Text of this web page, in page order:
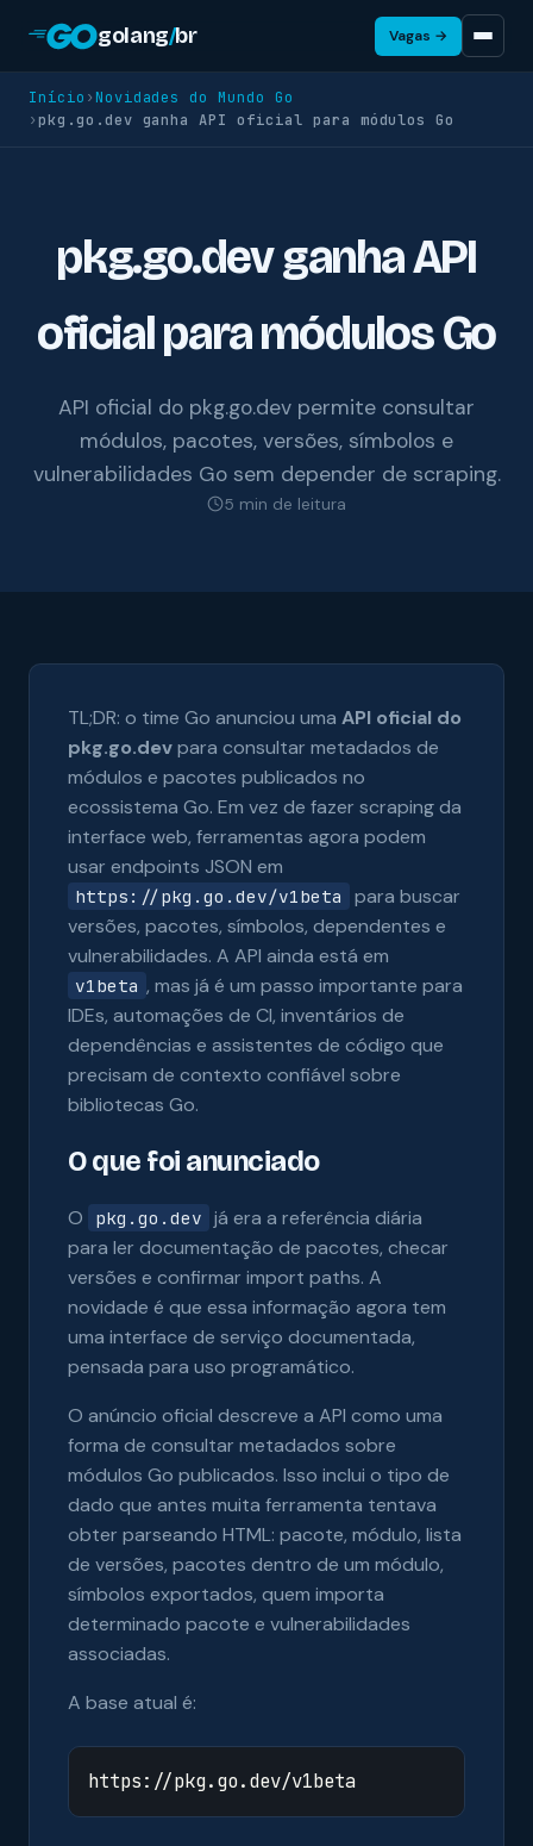
golang/br Vagas →
Início › Novidades do Mundo Go
›pkg.go.dev ganha API oficial para módulos Go
pkg.go.dev ganha API
oficial para módulos Go
API oficial do pkg.go.dev permite consultar
módulos, pacotes, versões, símbolos e
vulnerabilidades Go sem depender de scraping.
5 min de leitura
TL;DR: o time Go anunciou uma API oficial do
pkg.go.devpara consultar metadados de
módulos e pacotes publicados no
ecossistema Go. Em vez de fazer scraping da
interface web, ferramentas agora podem
usar endpoints JSON em
https://pkg.go.dev/v1beta
para buscar
versões, pacotes, símbolos, dependentes e
vulnerabilidades. A API ainda está em
v1beta , mas já é um passo importante para
IDEs, automações de CI, inventários de
dependências e assistentes de código que
precisam de contexto confiável sobre
bibliotecas Go.
O que foi anunciado
O pkg.go.dev já era a referência diária
para ler documentação de pacotes, checar
versões e confirmar import paths. A
novidade é que essa informação agora tem
uma interface de serviço documentada,
pensada para uso programático.
O anúncio oficial descreve a API como uma
forma de consultar metadados sobre
módulos Go publicados. Isso inclui o tipo de
dado que antes muita ferramenta tentava
obter parseando HTML: pacote, módulo, lista
de versões, pacotes dentro de um módulo,
símbolos exportados, quem importa
determinado pacote e vulnerabilidades
associadas.
A base atual é: